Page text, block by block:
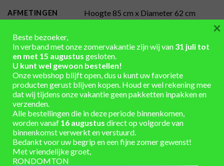
AFMETINGEN Hoogte 85 cm x Diameter 62 cm
MATERIAAL Hout,kastanje hout – nieuw
KLEUR BANDEN behandeld, zwart
KLEUR HOUT onbehandeld
UITVOERING met kraan, met losse deksel
LEVERTIJD 3-5 werkdagen
Beste bezoeker,
In verband met onze zomervakantie zijn wij van 31 juli tot
en met 15 augustus gesloten.
U kunt wel gewoon bestellen!
Onze webshop blijft open, dus u kunt uw favoriete
producten gerust blijven kopen. Houd er wel rekening mee
dat wij tijdens onze vakantie geen pakketten inpakken en
verzenden.
Alle bestellingen die in deze periode binnenkomen,
worden vanaf 16 augustus direct op volgorde van
binnenkomst verwerkt en verstuurd.
Bedankt voor uw begrip en een fijne zomer gewenst!
Met vriendelijke groet,
RONDOMTON
×